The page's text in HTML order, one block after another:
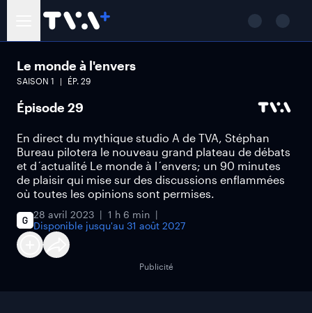
Le monde à l'envers
SAISON 1 ÉP. 29
Épisode 29
En direct du mythique studio A de TVA, Stéphan
Bureau pilotera le nouveau grand plateau de débats
et d´actualité Le monde à l´envers; un 90 minutes
de plaisir qui mise sur des discussions enflammées
où toutes les opinions sont permises.
28 avril 2023
1 h 6 min
Disponible jusqu'au 31 août 2027
Publicité